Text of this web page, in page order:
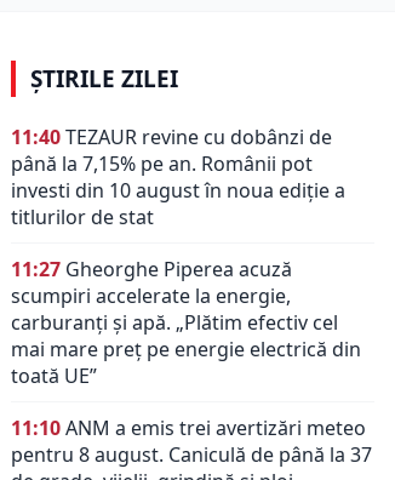
ȘTIRILE ZILEI
11:40TEZAUR revine cu dobânzi de
până la 7,15% pe an. Românii pot
investi din 10 august în noua ediție a
titlurilor de stat
11:27 Gheorghe Piperea acuză
scumpiri accelerate la energie,
carburanți și apă. „Plătim efectiv cel
mai mare preț pe energie electrică din
toată UE”
11:10ANM a emis trei avertizări meteo
pentru 8 august. Caniculă de până la 37